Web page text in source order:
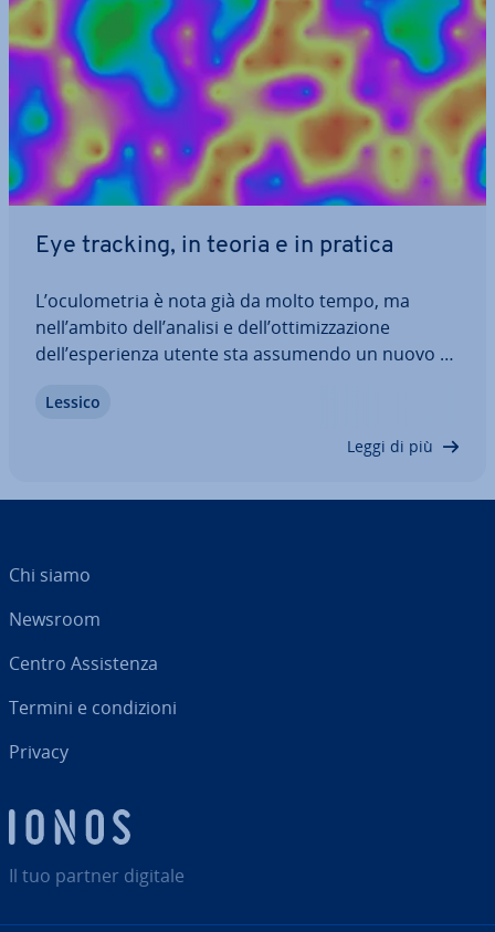
Eye tracking, in teoria e in pratica
L’ocu­lo­me­tria è nota già da molto tempo, ma
nell’ambito dell’analisi e dell’ot­ti­miz­za­zio­ne
dell’espe­rien­za utente sta assumendo un nuovo si­
precisi e vari quando si tratta di ana­liz­za­re lo
Lessico
Leggi di più
Il tuo partner digitale
Chi siamo
Newsroom
Centro As­si­sten­za
Termini e con­di­zio­ni
Privacy